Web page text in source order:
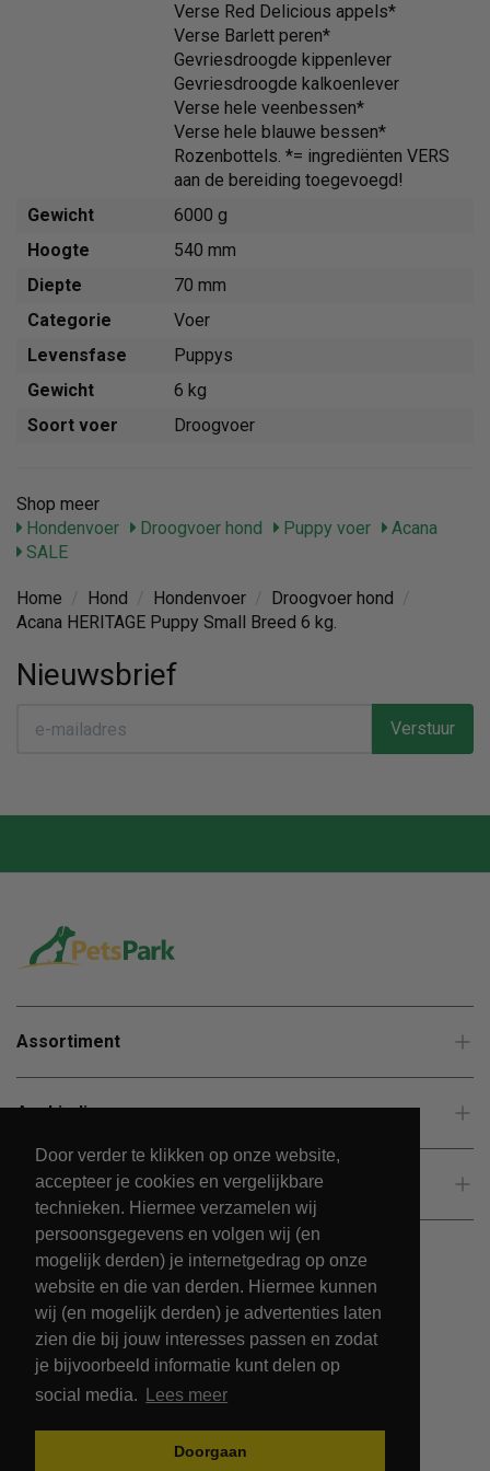
Door verder te klikken op onze website,
accepteer je cookies en vergelijkbare
technieken. Hiermee verzamelen wij
persoonsgegevens en volgen wij (en
mogelijk derden) je internetgedrag op onze
website en die van derden. Hiermee kunnen
wij (en mogelijk derden) je advertenties laten
zien die bij jouw interesses passen en zodat
je bijvoorbeeld informatie kunt delen op
social media.
Lees meer
Doorgaan
Verse Red Delicious appels*
Verse Barlett peren*
Gevriesdroogde kippenlever
Gevriesdroogde kalkoenlever
Verse hele veenbessen*
Verse hele blauwe bessen*
Rozenbottels. *= ingrediënten VERS
aan de bereiding toegevoegd!
Gewicht
6000 g
Hoogte
540 mm
Diepte
70 mm
Categorie
Voer
Levensfase
Puppys
Gewicht
6 kg
Soort voer
Droogvoer
Shop meer
Hondenvoer
Droogvoer hond Puppy voer
Acana
SALE
Home Hond Hondenvoer Droogvoer hond
Acana HERITAGE Puppy Small Breed 6 kg.
Nieuwsbrief
Verstuur
Assortiment
Aanbiedingen
Klantenservice
© 2026 - PetsPark.nl.